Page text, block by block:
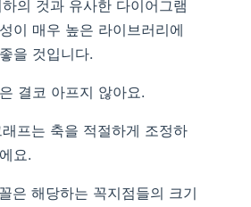
의 것과 유사한 다이어그램
이 매우 높은 라이브러리에
을 것입니다.
결코 아프지 않아요.
프는 축을 적절하게 조정하
요.
은 해당하는 꼭지점들의 크기